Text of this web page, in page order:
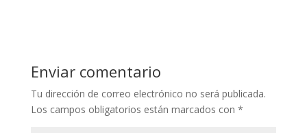
Enviar comentario
Tu dirección de correo electrónico no será publicada.
Los campos obligatorios están marcados con *